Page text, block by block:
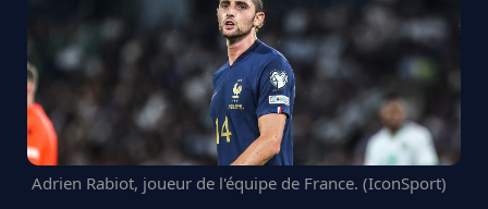
Adrien Rabiot, joueur de l'équipe de France. (IconSport)